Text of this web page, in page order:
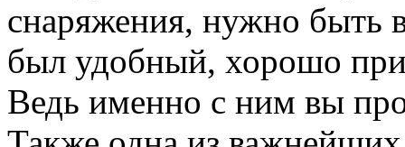
снаряжения, нужно быть
был удобный, хорошо
Ведь именно с ним вы